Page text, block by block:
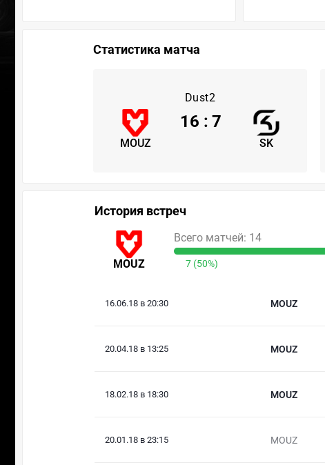
Статистика матча
Dust2
MOUZ SK
16 : 7
История встреч
MOUZ
Всего матчей: 14
7 (50%)
16.06.18 в 20:30 MOUZ
20.04.18 в 13:25 MOUZ
18.02.18 в 18:30 MOUZ
20.01.18 в 23:15 MOUZ